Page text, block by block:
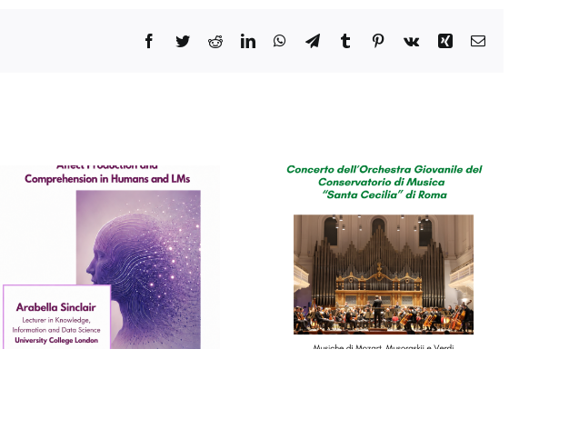
Facebook
TwitterRedditLinkedInWhatsApp
TelegramTumblr Pinterest
Vk Xing Email
Concerto del
Conservatorio di
“Santa Cecilia”